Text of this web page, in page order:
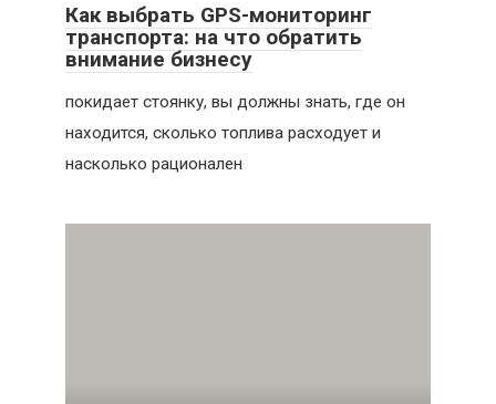
Как выбрать GPS-мониторинг
транспорта: на что обратить
внимание бизнесу
покидает стоянку, вы должны знать, где он
находится, сколько топлива расходует и
насколько рационален